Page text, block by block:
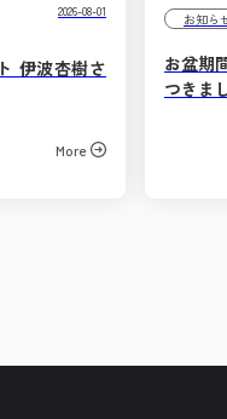
2026-08-01
伊波杏樹さ
More
お知ら
お盆期
つきま